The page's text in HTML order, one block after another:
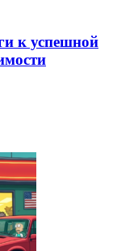
к успешной